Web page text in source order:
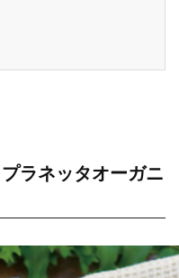
プラネッタオーガニ